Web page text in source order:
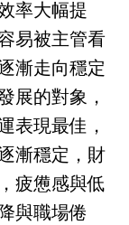
率大幅提
易被主管看
漸走向穩定
展的對象，
表現最佳，
漸穩定，財
疲憊感與低
與職場倦